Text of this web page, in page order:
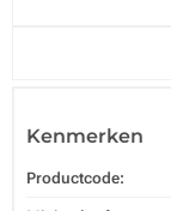
Kenmerken
Productcode: